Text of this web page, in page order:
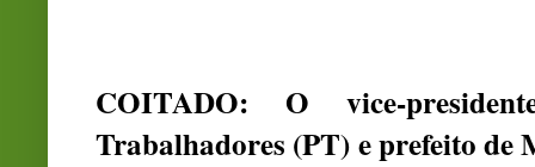
COITADO: O vice-
Trabalhadores (PT) e prefeito